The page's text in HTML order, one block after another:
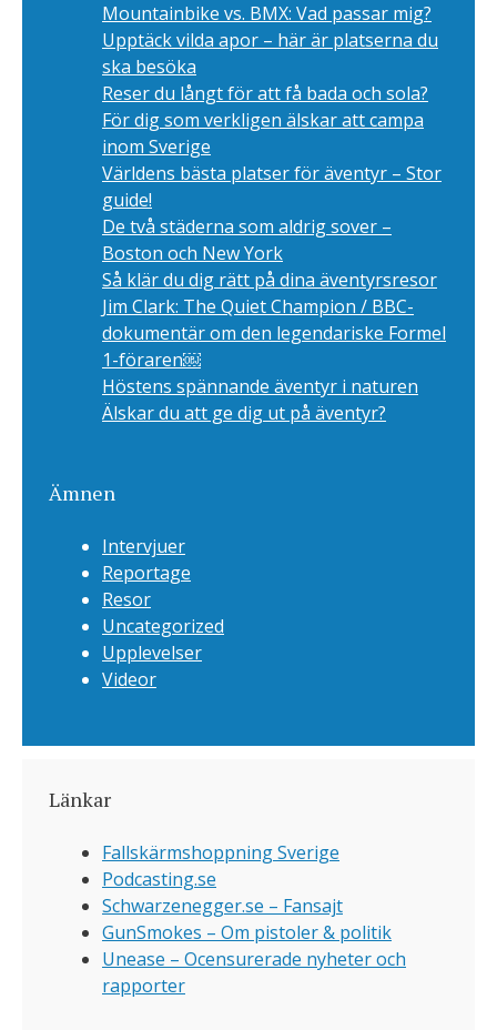
Mountainbike vs. BMX: Vad passar mig?
Upptäck vilda apor – här är platserna du
ska besöka
Reser du långt för att få bada och sola?
För dig som verkligen älskar att campa
inom Sverige
Världens bästa platser för äventyr – Stor
guide!
De två städerna som aldrig sover –
Boston och New York
Så klär du dig rätt på dina äventyrsresor
Jim Clark: The Quiet Champion / BBC-
dokumentär om den legendariske Formel
1-föraren￼
Höstens spännande äventyr i naturen
Älskar du att ge dig ut på äventyr?
Ämnen
Intervjuer
Reportage
Resor
Uncategorized
Upplevelser
Videor
Länkar
Fallskärmshoppning Sverige
Podcasting.se
Schwarzenegger.se – Fansajt
GunSmokes – Om pistoler & politik
Unease – Ocensurerade nyheter och
rapporter